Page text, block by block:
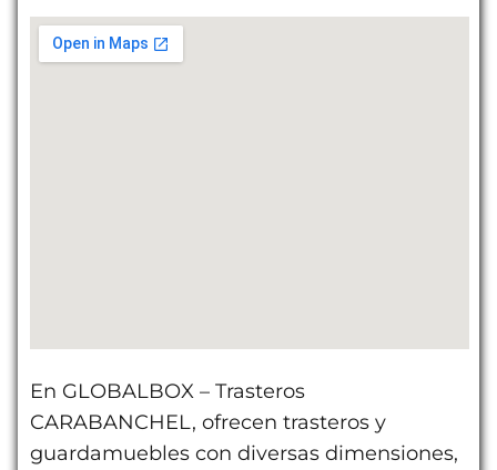
En GLOBALBOX – Trasteros
CARABANCHEL, ofrecen trasteros y
guardamuebles con diversas dimensiones,